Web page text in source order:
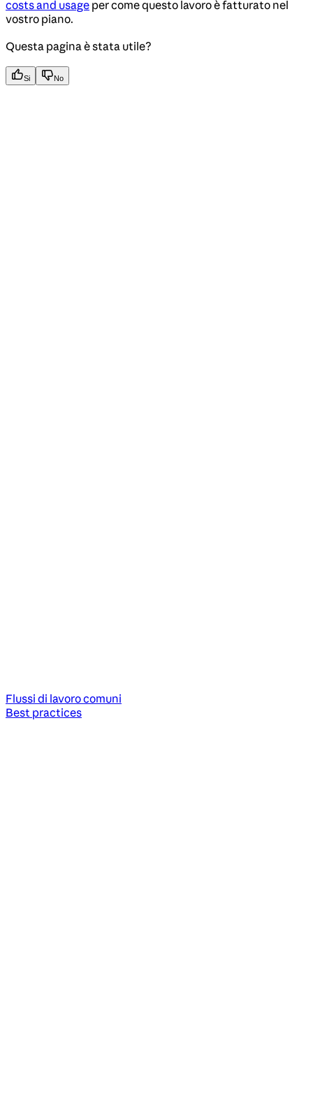
costs and usage per come questo lavoro è fatturato nel
vostro piano.
Questa pagina è stata utile?
Si No
Flussi di lavoro comuni
Best practices